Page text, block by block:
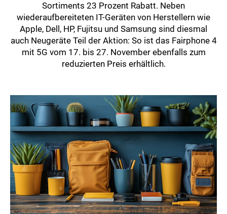
Sortiments 23 Prozent Rabatt. Neben
wiederaufbereiteten IT-Geräten von Herstellern wie
Apple, Dell, HP, Fujitsu und Samsung sind diesmal
auch Neugeräte Teil der Aktion: So ist das Fairphone 4
mit 5G vom 17. bis 27. November ebenfalls zum
reduzierten Preis erhältlich.